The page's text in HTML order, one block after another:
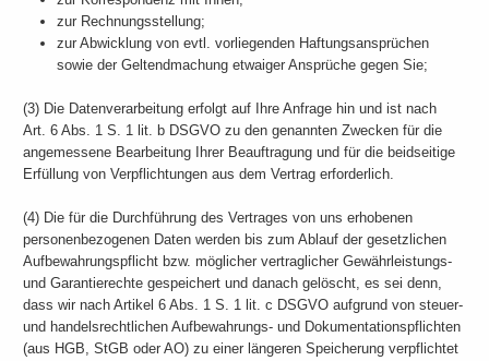
zur Rechnungsstellung;
zur Abwicklung von evtl. vorliegenden Haftungsansprüchen
sowie der Geltendmachung etwaiger Ansprüche gegen Sie;
(3) Die Datenverarbeitung erfolgt auf Ihre Anfrage hin und ist nach
Art. 6 Abs. 1 S. 1 lit. b DSGVO zu den genannten Zwecken für die
angemessene Bearbeitung Ihrer Beauftragung und für die beidseitige
Erfüllung von Verpflichtungen aus dem Vertrag erforderlich.
(4) Die für die Durchführung des Vertrages von uns erhobenen
personenbezogenen Daten werden bis zum Ablauf der gesetzlichen
Aufbewahrungspflicht bzw. möglicher vertraglicher Gewährleistungs-
und Garantierechte gespeichert und danach gelöscht, es sei denn,
dass wir nach Artikel 6 Abs. 1 S. 1 lit. c DSGVO aufgrund von steuer-
und handelsrechtlichen Aufbewahrungs- und Dokumentationspflichten
(aus HGB, StGB oder AO) zu einer längeren Speicherung verpflichtet